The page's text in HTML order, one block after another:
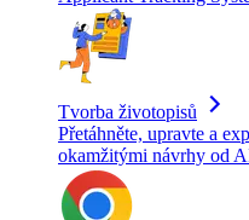
Tvorba životopisů
Přetáhněte, upravte a
okamžitými návrhy od